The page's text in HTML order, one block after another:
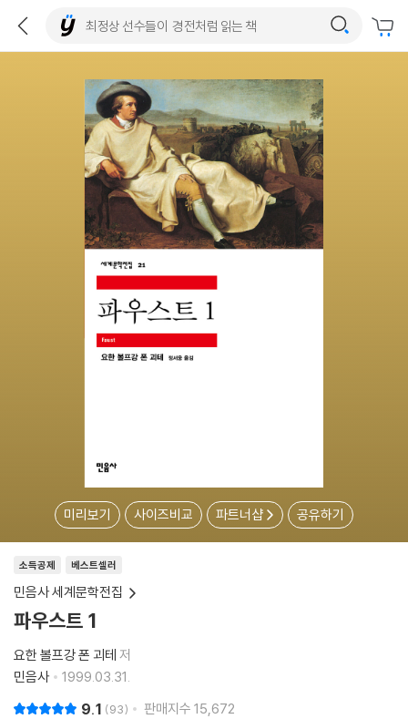
미리보기 사이즈비교 파트너샵 공유하기
소득공제 베스트셀러
민음사 세계문학전집
파우스트 1
요한 볼프강 폰 괴테 저
민음사
1999.03.31.
9.1 93 판매지수 15,672